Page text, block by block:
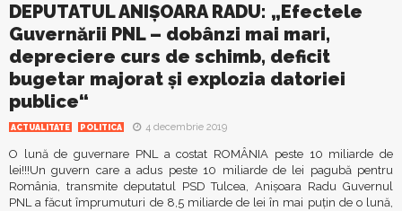
DEPUTATUL ANIȘOARA RADU: „Efectele
Guvernării PNL – dobânzi mai mari,
depreciere curs de schimb, deficit
bugetar majorat și explozia datoriei
publice“
ACTUALITATE POLITICA 4 decembrie 2019
O lună de guvernare PNL a costat ROMÂNIA peste 10 miliarde de
lei!!!Un guvern care a adus peste 10 miliarde de lei pagubă pentru
România, transmite deputatul PSD Tulcea, Anișoara Radu Guvernul
PNL a făcut împrumuturi de 8,5 miliarde de lei în mai puțin de o lună,